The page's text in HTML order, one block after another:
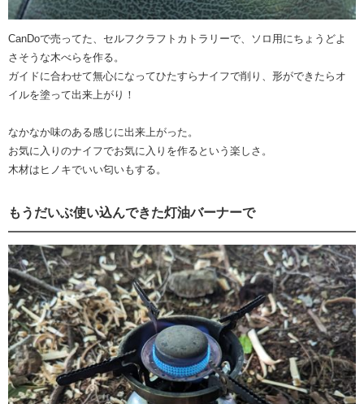
CanDoで売ってた、セルフクラフトカトラリーで、ソロ用にちょうどよ
さそうな木べらを作る。
ガイドに合わせて無心になってひたすらナイフで削り、形ができたらオ
イルを塗って出来上がり！
なかなか味のある感じに出来上がった。
お気に入りのナイフでお気に入りを作るという楽しさ。
木材はヒノキでいい匂いもする。
もうだいぶ使い込んできた灯油バーナーで